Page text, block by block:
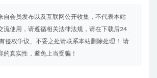
自会员发布以及互联网公开收集，不代表本站
流使用，请遵循相关法律法规，请在下载后24
侵权争议、不妥之处请联系本站删除处理！ 请
的真实性，避免上当受骗！